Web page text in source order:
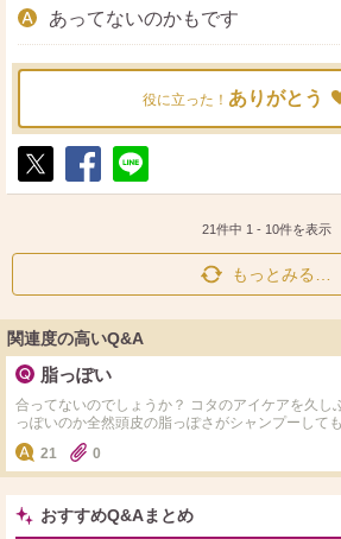
あってないのかもです
役に立った！ ありがとう
ポ
シ
送
21件中 1 - 10件を表示
もっとみる…
関連度の高いQ&A
脂っぽい
合ってないのでしょうか？ コタのアイケアを久しぶりに買いました。 夏は脂
っぽいのか全然頭皮の脂っぽさがシャンプーして
ち越しで脂っぽさで頭皮が痒くなります 頭皮を触ったらサラッとじゃなく、
ベトっとする感じです… 私が合わないと思ったのはボタニスト（匂いが合わ
なかった）とかスーッと清涼系のシャンプーです。 これは合ってないので
ょうか？ 二、三年前冬ごろ、コタのアイケアやラ
ていてその頃は合ってるし、いい商品だと思いま
も落としてくれて、香りがツーンとしないような
21 0
おすすめQ&Aまとめ